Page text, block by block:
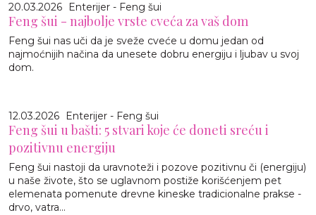
20.03.2026 Enterijer - Feng šui
Feng šui - najbolje vrste cveća za vaš dom
Feng šui nas uči da je sveže cveće u domu jedan od
najmoćnijih načina da unesete dobru energiju i ljubav u svoj
dom.
12.03.2026 Enterijer - Feng šui
Feng šui u bašti: 5 stvari koje će doneti sreću i
pozitivnu energiju
Feng šui nastoji da uravnoteži i pozove pozitivnu či (energiju)
u naše živote, što se uglavnom postiže korišćenjem pet
elemenata pomenute drevne kineske tradicionalne prakse -
drvo, vatra...